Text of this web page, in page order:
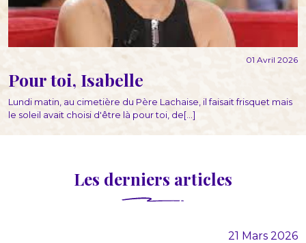
01 Avril 2026
Pour toi, Isabelle
Lundi matin, au cimetière du Père Lachaise, il faisait frisquet mais
le soleil avait choisi d'être là pour toi, de[...]
Les derniers articles
21 Mars 2026